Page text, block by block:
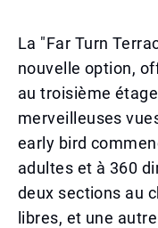
La "Far Turn
nouvelle option,
au troisième
merveilleuses
early bird
adultes et à 360
deux sections au
libres, et une